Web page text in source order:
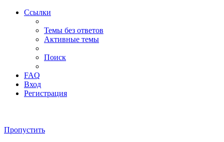
Ссылки
Темы без ответов
Активные темы
Поиск
FAQ
Вход
Регистрация
Пропустить